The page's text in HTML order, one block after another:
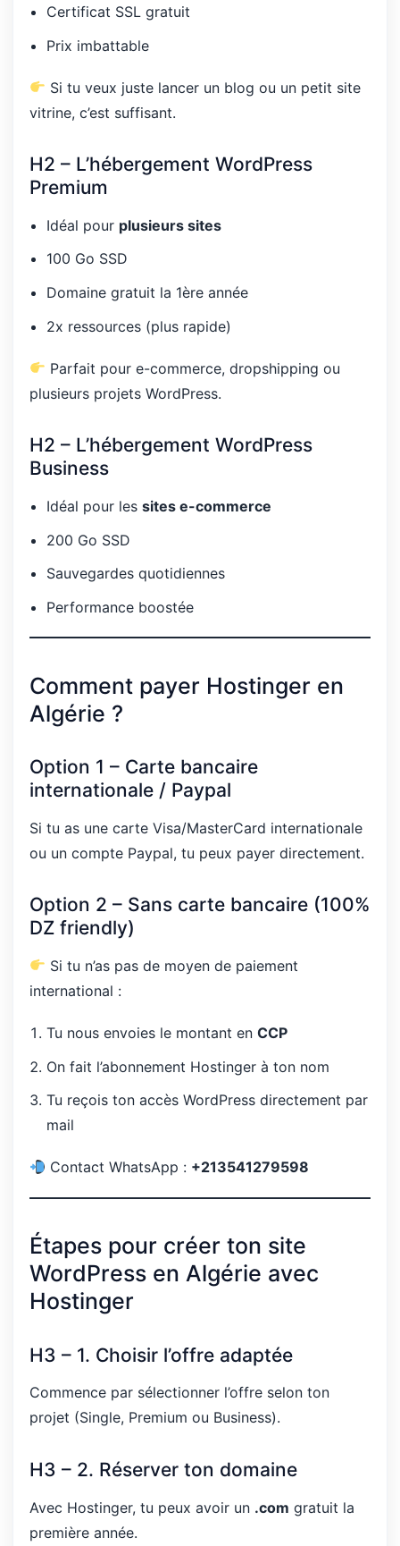
Certificat SSL gratuit
Prix imbattable
Si tu veux juste lancer un blog ou un petit site
vitrine, c’est suffisant.
H2 – L’hébergement WordPress
Premium
Idéal pour plusieurs sites
100 Go SSD
Domaine gratuit la 1ère année
2x ressources (plus rapide)
Parfait pour e-commerce, dropshipping ou
plusieurs projets WordPress.
H2 – L’hébergement WordPress
Business
Idéal pour lessites e-commerce
200 Go SSD
Sauvegardes quotidiennes
Performance boostée
Comment payer Hostinger en
Algérie ?
Option 1 – Carte bancaire
internationale / Paypal
Si tu as une carte Visa/MasterCard internationale
ou un compte Paypal, tu peux payer directement.
Option 2 – Sans carte bancaire (100%
DZ friendly)
Si tu n’as pas de moyen de paiement
international :
Tu nous envoies le montant enCCP
On fait l’abonnement Hostinger à ton nom
Tu reçois ton accès WordPress directement par
mail
Contact WhatsApp : +213541279598
Étapes pour créer ton site
WordPress en Algérie avec
Hostinger
H3 – 1. Choisir l’offre adaptée
Commence par sélectionner l’offre selon ton
projet (Single, Premium ou Business).
H3 – 2. Réserver ton domaine
Avec Hostinger, tu peux avoir un .com gratuit la
première année.